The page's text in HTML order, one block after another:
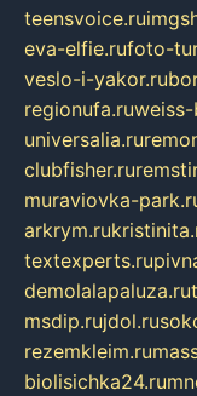
teensvoice.ru
eva-elfie.rufoto-
veslo-i-yakor.ru
regionufa.ru
universalia.ru
clubfisher.ru
muraviovka-
arkrym.ru
textexperts.ru
demolalapaluza.ru
msdip.rujdol.ru
rezemkleim.ru
biolisichka24.ru